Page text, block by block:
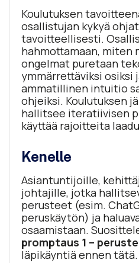
Koulutuksen
osallistujan kykyä
tavoitteellisesti.
hahmottamaan, miten
ongelmat puretaan
ymmärrettäviksi osiksi
ammatillinen intuitio
ohjeiksi. Koulutuksen
hallitsee iteratiivisen
käyttää rajoitteita
Kenelle
Asiantuntijoille,
johtajille, jotka
perusteet (esim.
peruskäytön) ja
osaamistaan.
promptaus 1 –
läpikäyntiä ennen tätä.